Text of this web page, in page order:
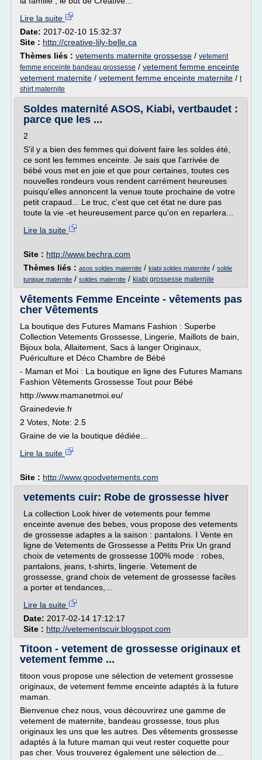
Lire la suite
Date: 2017-02-10 15:32:37
Site : http://creative-lily-belle.ca
Thèmes liés : vetements maternite grossesse / vetement
femme enceinte bandeau grossesse / vetement femme enceinte
vetement maternite / vetement femme enceinte maternite / t
shirt maternite
Soldes maternité ASOS, Kiabi, vertbaudet :
parce que les ...
2
S'il y a bien des femmes qui doivent faire les soldes été,
ce sont les femmes enceinte. Je sais que l'arrivée de
bébé vous met en joie et que pour certaines, toutes ces
nouvelles rondeurs vous rendent carrément heureuses
puisqu'elles annoncent la venue toute prochaine de votre
petit crapaud... Le truc, c'est que cet état ne dure pas
toute la vie -et heureusement parce qu'on en reparlera...
Lire la suite
Site : http://www.bechra.com
Thèmes liés : asos soldes maternite / kiabi soldes maternite / solde
tunique maternite / soldes maternite / kiabi grossesse maternite
Vêtements Femme Enceinte - vêtements pas
cher Vêtements
La boutique des Futures Mamans Fashion : Superbe
Collection Vetements Grossesse, Lingerie, Maillots de bain,
Bijoux bola, Allaitement, Sacs à langer Originaux,
Puériculture et Déco Chambre de Bébé
- Maman et Moi : La boutique en ligne des Futures Mamans
Fashion Vêtements Grossesse Tout pour Bébé
http://www.mamanetmoi.eu/
Grainedevie.fr
2 Votes, Note: 2.5
Graine de vie la boutique dédiée...
Lire la suite
Site : http://www.goodvetements.com
vetements cuir: Robe de grossesse hiver
La collection Look hiver de vetements pour femme
enceinte avenue des bebes, vous propose des vetements
de grossesse adaptes a la saison : pantalons. I Vente en
ligne de Vetements de Grossesse a Petits Prix Un grand
choix de vetements de grossesse 100% mode : robes,
pantalons, jeans, t-shirts, lingerie. Vetement de
grossesse, grand choix de vetement de grossesse faciles
a porter et tendances,...
Lire la suite
Date: 2017-02-14 17:12:17
Site : http://vetementscuir.blogspot.com
Titoon - vetement de grossesse originaux et
vetement femme ...
titoon vous propose une sélection de vetement grossesse
originaux, de vetement femme enceinte adaptés à la future
maman.
Bienvenue chez nous, vous découvrirez une gamme de
vetement de maternite, bandeau grossesse, tous plus
originaux les uns que les autres. Des vêtements grossesse
adaptés à la future maman qui veut rester coquette pour
pas cher. Vous trouverez également une sélection de...